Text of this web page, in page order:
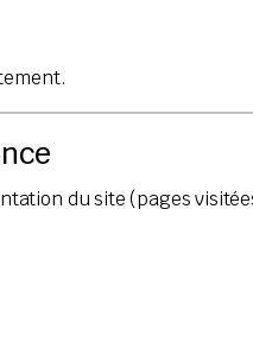
du site (pages